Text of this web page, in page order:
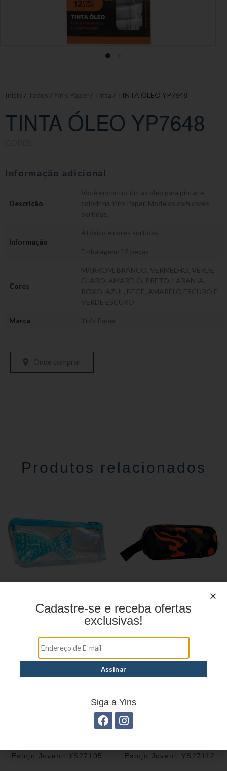
Início / Todos /Yin's Paper / Tinta / TINTA ÓLEO YP7648
TINTA ÓLEO YP7648
Informação adicional
Descrição
Você encontra tintas óleo para pintar e
colorir na Yins Paper. Modelos com cores
sortidas.
Informação
Atóxico e cores sortidas.
Embalagem: 12 peças
Cores
MARROM, BRANCO, VERMELHO, VERDE
CLARO, AMARELO, PRETO, LARANJA,
ROXO, AZUL, BEGE, AMARELO ESCURO E
VERDE ESCURO
Marca Yin's Paper
Onde comprar
Produtos relacionados
Estojo Juvenil YS27102 Estojo Juvenil YS27104
Estojo Juvenil YS27105 Estojo Juvenil YS27112
Cadastre-se e receba ofertas
exclusivas!
Siga a Yins